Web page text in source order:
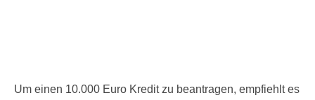
Um einen 10.000 Euro Kredit zu beantragen, empfiehlt es